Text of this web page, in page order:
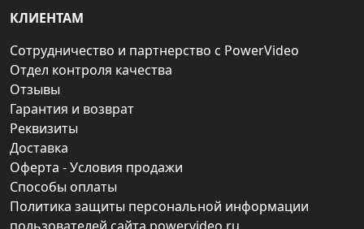
КЛИЕНТАМ
Сотрудничество и партнерство с PowerVideo
Отдел контроля качества
Отзывы
Гарантия и возврат
Реквизиты
Доставка
Оферта - Условия продажи
Способы оплаты
Политика защиты персональной информации